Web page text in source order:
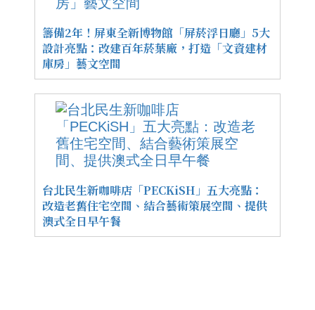
籌備2年！屏東全新博物館「屏菸浮日廳」5大
設計亮點：改建百年菸葉廠，打造「文資建材
庫房」藝文空間
台北民生新咖啡店「PECKiSH」五大亮點：
改造老舊住宅空間、結合藝術策展空間、提供
澳式全日早午餐